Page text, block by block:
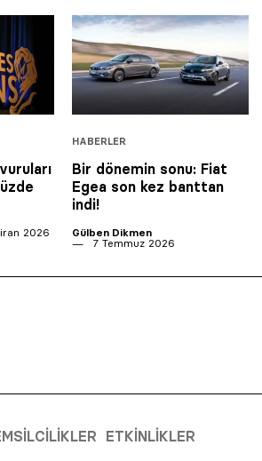
2026
HABERLER
Bir dönemin sonu: Fiat
Egea son kez banttan
indi!
Gülben Dikmen
7 Temmuz 2026
ETKINLIKLER